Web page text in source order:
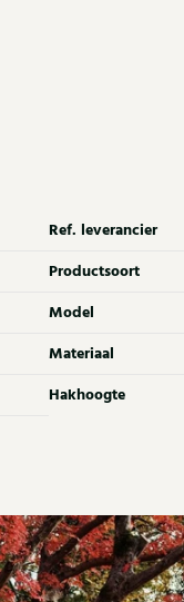
Ref. leverancier
Productsoort
Model
Materiaal
Hakhoogte